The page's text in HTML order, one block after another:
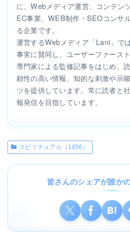
に、Webメディア運営、コンテン
EC事業、WEB制作・SEOコンサ
る企業です。
運営するWebメディア「Lani」で
事実に賛同し、ユーザーファース
専門家による監修記事をはじめ、
頼性の高い情報、知的な刺激や示
ツを提供しています。常に読者と
報発信を目指しています。
スピリチュアル（1856）
皆さんのシェアが誰か